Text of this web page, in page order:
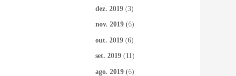
dez. 2019 (3)
nov. 2019 (6)
out. 2019 (6)
set. 2019 (11)
ago. 2019 (6)